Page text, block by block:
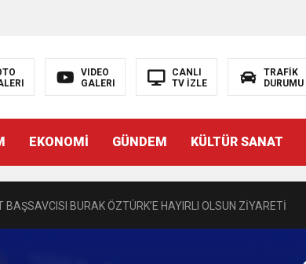
VIDEO
GALERI
CANLI
TV İZLE
TRAFİK
DURUMU
EKONOMİ GÜNDEM KÜLTÜR SANAT
BAŞSAVCISI BURAK ÖZTÜRK’E HAYIRLI OLSUN ZİYARETİ
PERDE ARKASI: GÖRÜNENDEN DAHA FAZLASI MI VAR?